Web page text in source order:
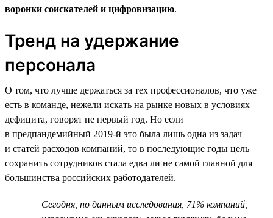
воронки соискателей и цифровизацию.
Тренд на удержание
персонала
О том, что лучше держаться за тех профессионалов, что уже
есть в команде, нежели искать на рынке новых в условиях
дефицита, говорят не первый год. Но если
в предпандемийный 2019-й это была лишь одна из задач
и статей расходов компаний, то в последующие годы цель
сохранить сотрудников стала едва ли не самой главной для
большинства российских работодателей.
Сегодня, по данным исследования, 71% компаний,